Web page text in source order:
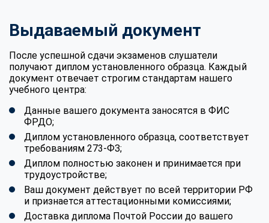
Выдаваемый документ
После успешной сдачи экзаменов слушатели
получают диплом установленного образца. Каждый
документ отвечает строгим стандартам нашего
учебного центра:
Данные вашего документа заносятся в ФИС
ФРДО;
Диплом установленного образца, соответствует
требованиям 273-ФЗ;
Диплом полностью законен и принимается при
трудоустройстве;
Ваш документ действует по всей территории РФ
и признается аттестационными комиссиями;
Доставка диплома Почтой России до вашего